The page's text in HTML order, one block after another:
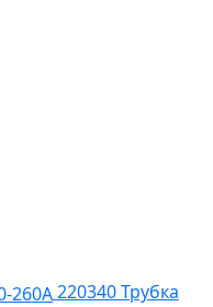
220340 Трубка